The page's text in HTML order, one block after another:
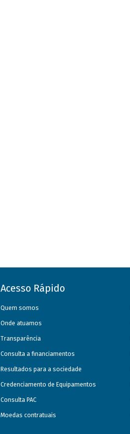
Acesso Rápido
Quem somos
Onde atuamos
Transparência
Consulta a financiamentos
Resultados para a sociedade
Credenciamento de Equipamentos
Consulta PAC
Moedas contratuais